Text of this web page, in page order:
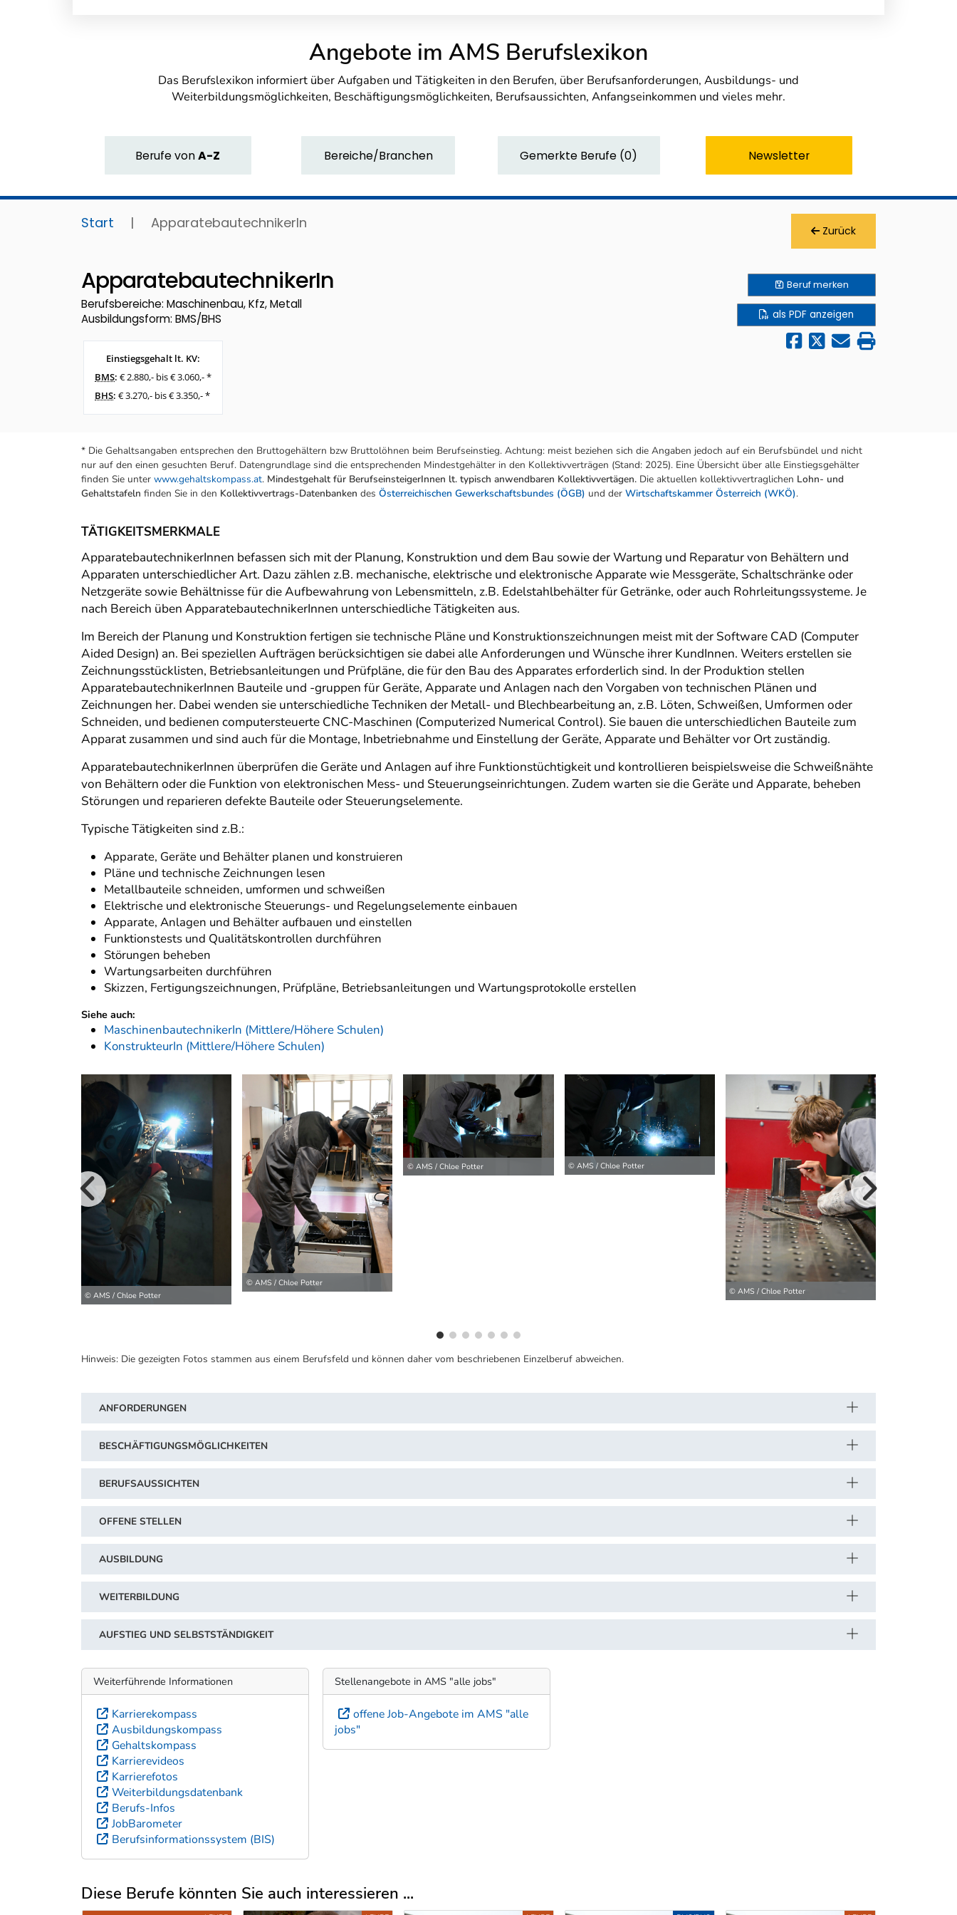
Angebote im AMS Berufslexikon
Das Berufslexikon informiert über Aufgaben und Tätigkeiten in den Berufen, über Berufsanforderungen, Ausbildungs- und
Weiterbildungsmöglichkeiten, Beschäftigungsmöglichkeiten, Berufsaussichten, Anfangseinkommen und vieles mehr.
BerufevonA-Z Bereiche/Branchen Gemerkte Berufe (0) Newsletter
Start | ApparatebautechnikerIn Zurück
ApparatebautechnikerIn
Berufsbereiche: Maschinenbau, Kfz, Metall
Ausbildungsform: BMS/BHS
Einstiegsgehalt lt. KV:
BMS: € 2.880,- bis € 3.060,- *
BHS: € 3.270,- bis € 3.350,- *
Berufmerken
als PDF anzeigen
* Die Gehaltsangaben entsprechen den Bruttogehältern bzw Bruttolöhnen beim Berufseinstieg. Achtung: meist beziehen sich die Angaben jedoch auf ein Berufsbündel und nicht
nur auf den einen gesuchten Beruf. Datengrundlage sind die entsprechenden Mindestgehälter in den Kollektivverträgen (Stand: 2025). Eine Übersicht über alle Einstiegsgehälter
finden Sie unter www.gehaltskompass.at. Mindestgehalt für BerufseinsteigerInnen lt. typisch anwendbaren Kollektivvertägen. Die aktuellen kollektivvertraglichen Lohn- und
Gehaltstafeln finden Sie in den Kollektivvertrags-Datenbanken des Österreichischen Gewerkschaftsbundes (ÖGB) und der Wirtschaftskammer Österreich (WKÖ).
TÄTIGKEITSMERKMALE
ApparatebautechnikerInnen befassen sich mit der Planung, Konstruktion und dem Bau sowie der Wartung und Reparatur von Behältern und
Apparaten unterschiedlicher Art. Dazu zählen z.B. mechanische, elektrische und elektronische Apparate wie Messgeräte, Schaltschränke oder
Netzgeräte sowie Behältnisse für die Aufbewahrung von Lebensmitteln, z.B. Edelstahlbehälter für Getränke, oder auch Rohrleitungssysteme. Je
nach Bereich üben ApparatebautechnikerInnen unterschiedliche Tätigkeiten aus.
Im Bereich der Planung und Konstruktion fertigen sie technische Pläne und Konstruktionszeichnungen meist mit der Software CAD (Computer
Aided Design) an. Bei speziellen Aufträgen berücksichtigen sie dabei alle Anforderungen und Wünsche ihrer KundInnen. Weiters erstellen sie
Zeichnungsstücklisten, Betriebsanleitungen und Prüfpläne, die für den Bau des Apparates erforderlich sind. In der Produktion stellen
ApparatebautechnikerInnen Bauteile und -gruppen für Geräte, Apparate und Anlagen nach den Vorgaben von technischen Plänen und
Zeichnungen her. Dabei wenden sie unterschiedliche Techniken der Metall- und Blechbearbeitung an, z.B. Löten, Schweißen, Umformen oder
Schneiden, und bedienen computersteuerte CNC-Maschinen (Computerized Numerical Control). Sie bauen die unterschiedlichen Bauteile zum
Apparat zusammen und sind auch für die Montage, Inbetriebnahme und Einstellung der Geräte, Apparate und Behälter vor Ort zuständig.
ApparatebautechnikerInnen überprüfen die Geräte und Anlagen auf ihre Funktionstüchtigkeit und kontrollieren beispielsweise die Schweißnähte
von Behältern oder die Funktion von elektronischen Mess- und Steuerungseinrichtungen. Zudem warten sie die Geräte und Apparate, beheben
Störungen und reparieren defekte Bauteile oder Steuerungselemente.
Typische Tätigkeiten sind z.B.:
Apparate, Geräte und Behälter planen und konstruieren
Pläne und technische Zeichnungen lesen
Metallbauteile schneiden, umformen und schweißen
Elektrische und elektronische Steuerungs- und Regelungselemente einbauen
Apparate, Anlagen und Behälter aufbauen und einstellen
Funktionstests und Qualitätskontrollen durchführen
Störungen beheben
Wartungsarbeiten durchführen
Skizzen, Fertigungszeichnungen, Prüfpläne, Betriebsanleitungen und Wartungsprotokolle erstellen
Siehe auch:
MaschinenbautechnikerIn (Mittlere/Höhere Schulen)
KonstrukteurIn (Mittlere/Höhere Schulen)
© AMS / Chloe Potter
© AMS / Chloe Potter
© AMS / Chloe Potter © AMS / Chloe Potter
© AMS / Chloe Potter
vorherige Bilder weitere Bilder>
Hinweis: Die gezeigten Fotos stammen aus einem Berufsfeld und können daher vom beschriebenen Einzelberuf abweichen.
ANFORDERUNGEN
BESCHÄFTIGUNGSMÖGLICHKEITEN
BERUFSAUSSICHTEN
OFFENE STELLEN
AUSBILDUNG
WEITERBILDUNG
AUFSTIEG UND SELBSTSTÄNDIGKEIT
Weiterführende Informationen
Karrierekompass
Ausbildungskompass
Gehaltskompass
Karrierevideos
Karrierefotos
Weiterbildungsdatenbank
Berufs-Infos
JobBarometer
Berufsinformationssystem (BIS)
Stellenangebote in AMS "alle jobs"
offene Job-Angebote im AMS "alle
jobs"
Diese Berufe könnten Sie auch interessieren ...